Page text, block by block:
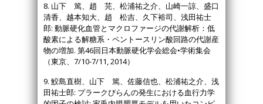
8. 山下 篤、趙 芫、松浦祐之介、山崎一諒、盛口
清香、越本知大、趙 松吉、久下裕司、浅田祐士
郎: 動脈硬化血管とマクロファージの代謝解析：低
酸素による解糖系・ペントースリン酸回路の代謝産
物の増加. 第46回日本動脈硬化学会総会•学術集会
（東京、7/10-7/11, 2014）
9. 鮫島直樹、山下 篤、佐藤信也、松浦祐之介、浅
田祐士郎: プラークびらんの発生における血行力学